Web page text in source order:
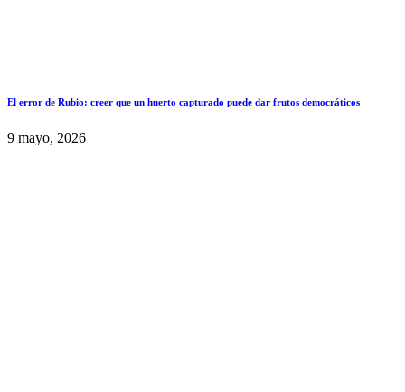
El error de Rubio: creer que un huerto capturado puede dar frutos democráticos
9 mayo, 2026